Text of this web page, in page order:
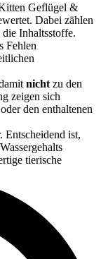
Geflügel &
Dabei zählen
Inhaltsstoffe.
Fehlen
nicht zu den
zeigen sich
den enthaltenen
Entscheidend ist,
tierische